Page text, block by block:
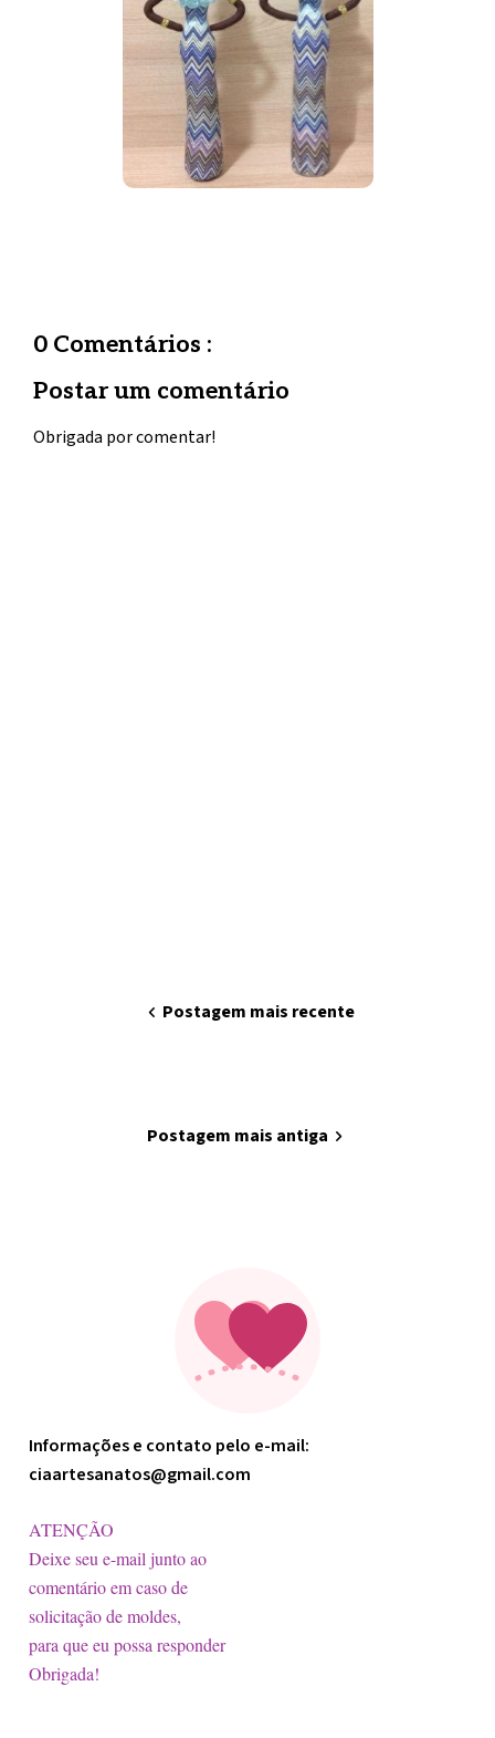
Informações e contato pelo e-mail:
ciaartesanatos@gmail.com
ATENÇÃO
Deixe seu e-mail junto ao
comentário em caso de
solicitação de moldes,
para que eu possa responder
Obrigada!
0 Comentários :
Postar um comentário
Obrigada por comentar!
chevron_left Postagem mais recente
Postagem mais antiga chevron_right